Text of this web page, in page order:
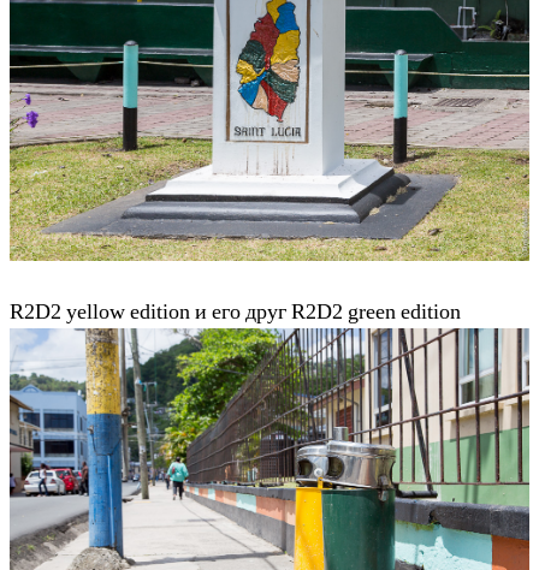
R2D2 yellow edition и его друг R2D2 green edition